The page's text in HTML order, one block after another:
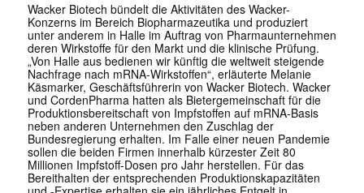
Wacker Biotech bündelt die Aktivitäten des Wacker-
Konzerns im Bereich Biopharmazeutika und produziert
unter anderem in Halle im Auftrag von Pharmaunternehmen
deren Wirkstoffe für den Markt und die klinische Prüfung.
„Von Halle aus bedienen wir künftig die weltweit steigende
Nachfrage nach mRNA-Wirkstoffen“, erläuterte Melanie
Käsmarker, Geschäftsführerin von Wacker Biotech. Wacker
und CordenPharma hatten als Bietergemeinschaft für die
Produktionsbereitschaft von Impfstoffen auf mRNA-Basis
neben anderen Unternehmen den Zuschlag der
Bundesregierung erhalten. Im Falle einer neuen Pandemie
sollen die beiden Firmen innerhalb kürzester Zeit 80
Millionen Impfstoff-Dosen pro Jahr herstellen. Für das
Bereithalten der entsprechenden Produktionskapazitäten